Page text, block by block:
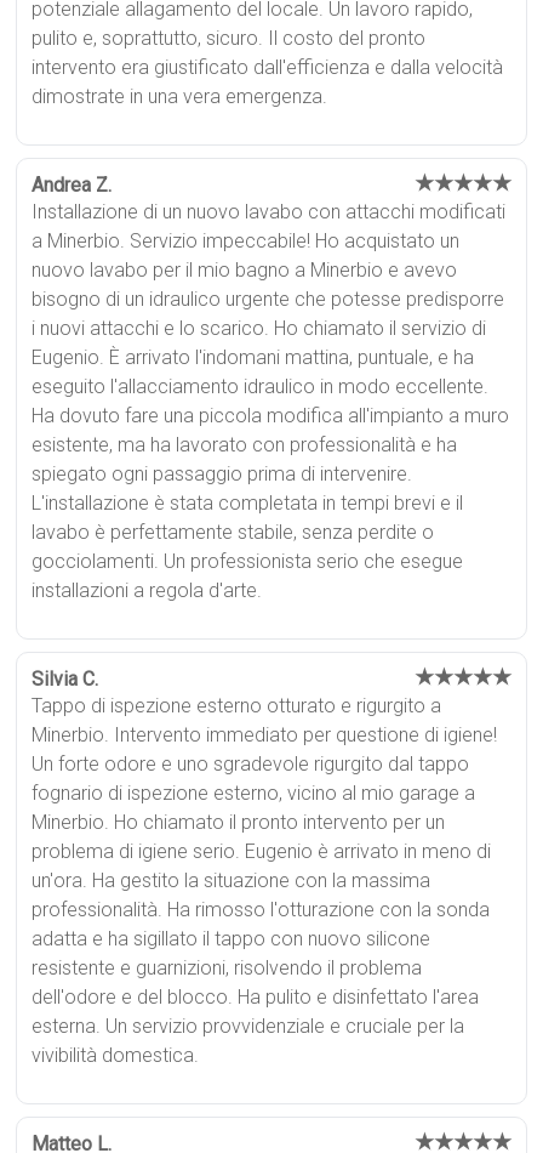
potenziale allagamento del locale. Un lavoro rapido,
pulito e, soprattutto, sicuro. Il costo del pronto
intervento era giustificato dall'efficienza e dalla velocità
dimostrate in una vera emergenza.
Andrea Z. ★★★★★
Installazione di un nuovo lavabo con attacchi modificati
a Minerbio. Servizio impeccabile! Ho acquistato un
nuovo lavabo per il mio bagno a Minerbio e avevo
bisogno di un idraulico urgente che potesse predisporre
i nuovi attacchi e lo scarico. Ho chiamato il servizio di
Eugenio. È arrivato l'indomani mattina, puntuale, e ha
eseguito l'allacciamento idraulico in modo eccellente.
Ha dovuto fare una piccola modifica all'impianto a muro
esistente, ma ha lavorato con professionalità e ha
spiegato ogni passaggio prima di intervenire.
L'installazione è stata completata in tempi brevi e il
lavabo è perfettamente stabile, senza perdite o
gocciolamenti. Un professionista serio che esegue
installazioni a regola d'arte.
Silvia C. ★★★★★
Tappo di ispezione esterno otturato e rigurgito a
Minerbio. Intervento immediato per questione di igiene!
Un forte odore e uno sgradevole rigurgito dal tappo
fognario di ispezione esterno, vicino al mio garage a
Minerbio. Ho chiamato il pronto intervento per un
problema di igiene serio. Eugenio è arrivato in meno di
un'ora. Ha gestito la situazione con la massima
professionalità. Ha rimosso l'otturazione con la sonda
adatta e ha sigillato il tappo con nuovo silicone
resistente e guarnizioni, risolvendo il problema
dell'odore e del blocco. Ha pulito e disinfettato l'area
esterna. Un servizio provvidenziale e cruciale per la
vivibilità domestica.
Matteo L. ★★★★★